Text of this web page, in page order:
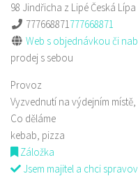
98 Jindřicha z Lipé Česká Lípa
777668871777668871
Web s objednávkou či
prodej s sebou
Provoz
Vyzvednutí na výdejním
Co děláme
kebab, pizza
Záložka
Jsem majitel a chci